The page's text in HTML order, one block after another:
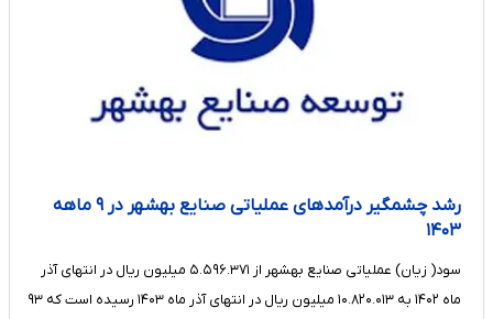
رشد چشمگیر درآمدهای عملیاتی صنایع بهشهر در ۹ ماهه
۱۴۰۳
سود( زیان) عملیاتی صنایع بهشهر از ۵.۵۹۶.۳۷۱ میلیون ریال در انتهای آذر
ماه ۱۴۰۲ به ۱۰.۸۲۰.۰۱۳ میلیون ریال در انتهای آذر ماه ۱۴۰۳ رسیده است که ۹۳